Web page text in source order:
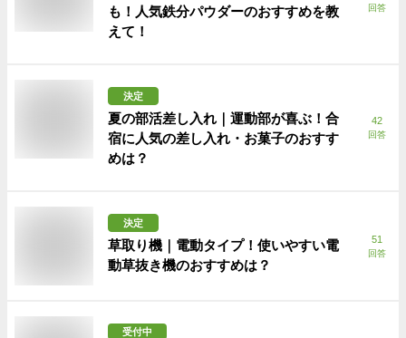
も！人気鉄分パウダーのおすすめを教
えて！
回答
決定
夏の部活差し入れ｜運動部が喜ぶ！合
宿に人気の差し入れ・お菓子のおすす
めは？
42
回答
決定
草取り機｜電動タイプ！使いやすい電
動草抜き機のおすすめは？
51
回答
受付中